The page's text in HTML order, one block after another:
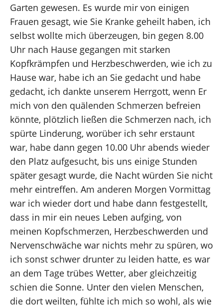
Garten gewesen. Es wurde mir von einigen
Frauen gesagt, wie Sie Kranke geheilt haben, ich
selbst wollte mich überzeugen, bin gegen 8.00
Uhr nach Hause gegangen mit starken
Kopfkrämpfen und Herzbeschwerden, wie ich zu
Hause war, habe ich an Sie gedacht und habe
gedacht, ich dankte unserem Herrgott, wenn Er
mich von den quälenden Schmerzen befreien
könnte, plötzlich ließen die Schmerzen nach, ich
spürte Linderung, worüber ich sehr erstaunt
war, habe dann gegen 10.00 Uhr abends wieder
den Platz aufgesucht, bis uns einige Stunden
später gesagt wurde, die Nacht würden Sie nicht
mehr eintreffen. Am anderen Morgen Vormittag
war ich wieder dort und habe dann festgestellt,
dass in mir ein neues Leben aufging, von
meinen Kopfschmerzen, Herzbeschwerden und
Nervenschwäche war nichts mehr zu spüren, wo
ich sonst schwer drunter zu leiden hatte, es war
an dem Tage trübes Wetter, aber gleichzeitig
schien die Sonne. Unter den vielen Menschen,
die dort weilten, fühlte ich mich so wohl, als wie